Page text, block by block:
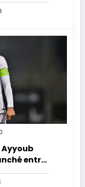
Ayyoub
entre